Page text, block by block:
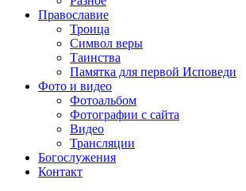
Православие
Троица
Символ веры
Таинства
Памятка для первой Исповеди
Фото и видео
Фотоальбом
Фотографии с сайта
Видео
Трансляции
Богослужения
Контакт